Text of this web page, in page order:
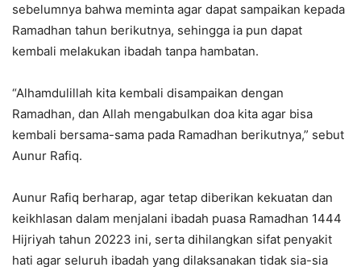
sebelumnya bahwa meminta agar dapat sampaikan kepada
Ramadhan tahun berikutnya, sehingga ia pun dapat
kembali melakukan ibadah tanpa hambatan.
“Alhamdulillah kita kembali disampaikan dengan
Ramadhan, dan Allah mengabulkan doa kita agar bisa
kembali bersama-sama pada Ramadhan berikutnya,” sebut
Aunur Rafiq.
Aunur Rafiq berharap, agar tetap diberikan kekuatan dan
keikhlasan dalam menjalani ibadah puasa Ramadhan 1444
Hijriyah tahun 20223 ini, serta dihilangkan sifat penyakit
hati agar seluruh ibadah yang dilaksanakan tidak sia-sia